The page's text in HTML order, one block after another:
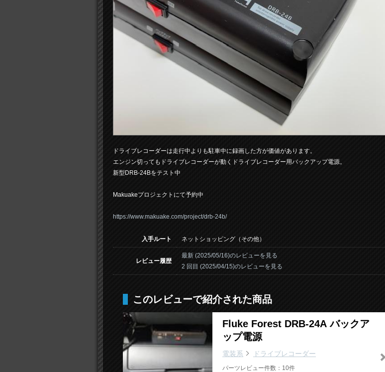
ドライブレコーダーは走行中よりも駐車中に録画した方が価値があります。
エンジン切ってもドライブレコーダーが動くドライブレコーダー用バックアップ電源。
新型DRB-24Bをテスト中
Makuakeプロジェクトにて予約中
https://www.makuake.com/project/drb-24b/
入手ルート ネットショッピング（その他）
レビュー履歴
最新 (2025/05/16)のレビューを見る
2 回目 (2025/04/15)のレビューを見る
このレビューで紹介された商品
Fluke Forest DRB-24A バックア
ップ電源
電装系 ドライブレコーダー
パーツレビュー件数：10件